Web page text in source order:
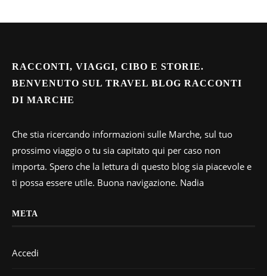
RACCONTI, VIAGGI, CIBO E STORIE.
BENVENUTO SUL TRAVEL BLOG RACCONTI
DI MARCHE
Che stia ricercando informazioni sulle Marche, sul tuo
prossimo viaggio o tu sia capitato qui per caso non
importa. Spero che la lettura di questo blog sia piacevole e
ti possa essere utile. Buona navigazione. Nadia
META
Accedi